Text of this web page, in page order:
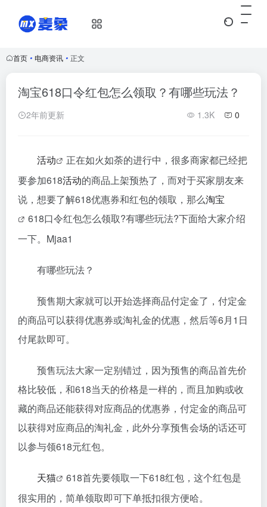
首页 • 电商资讯 • 正文
淘宝618口令红包怎么领取？有哪些玩法？
2年前更新 1.3K 0
活动
正在如火如荼的进行中，很多商家都已经把
要参加618活动的商品上架预热了，而对于买家朋友来
说，想要了解618优惠券和红包的领取，那么淘宝
618口令红包怎么领取?有哪些玩法?下面给大家介绍
一下。Mjaa1
有哪些玩法？
预售期大家就可以开始选择商品付定金了，付定金
的商品可以获得优惠券或淘礼金的优惠，然后等6月1日
付尾款即可。
预售玩法大家一定别错过，因为预售的商品首先价
格比较低，和618当天的价格是一样的，而且加购或收
藏的商品还能获得对应商品的优惠券，付定金的商品可
以获得对应商品的淘礼金，此外分享预售会场的话还可
以参与领618元红包。
天猫
618首先要领取一下618红包，这个红包是
很实用的，简单领取即可下单抵扣很方便哈。